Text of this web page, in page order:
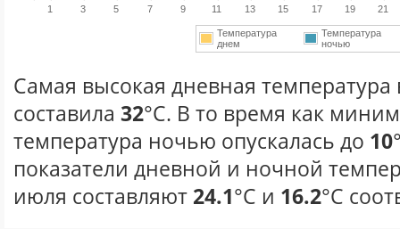
1 3 5 7 9 11 13 15 17 19 21
Температура
днем
Температура
ночью
Самая высокая дневная температура
составила 32°С. В то время как
температура ночью опускалась до 10
показатели дневной и ночной
июля составляют 24.1°С и 16.2°С